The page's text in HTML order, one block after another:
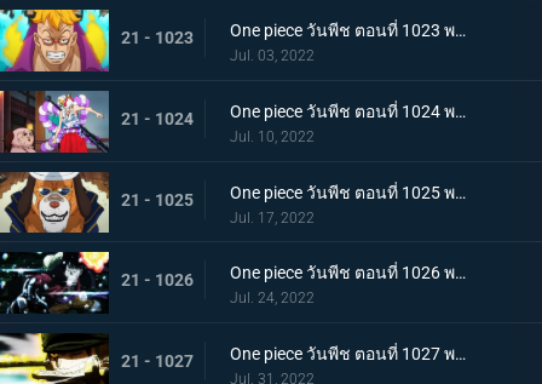
21 - 1023 One piece วันพีช ตอนที่ 1023 พากย์ไทย เตรียมพร้อมเรียบร้อย! ช็อปเปอร์เฟจเนบูไลเซอร์
Jul. 03, 2022
21 - 1024 One piece วันพีช ตอนที่ 1024 พากย์ไทย โอเด้งปรากฏตัว! จิตใจของปลอกดาบแดงหวั่นไหว
Jul. 10, 2022
21 - 1025 One piece วันพีช ตอนที่ 1025 พากย์ไทย รุ่นที่เลวร้ายที่สุดพินาศสิ้น! ท่าใหญ่ของสี่จักรพรรดิ
Jul. 17, 2022
21 - 1026 One piece วันพีช ตอนที่ 1026 พากย์ไทย ซุปเปอร์โนวาโต้กลับแผนแยก 4 จักรพรรดิ
Jul. 24, 2022
21 - 1027 One piece วันพีช ตอนที่ 1027 พากย์ไทย ปกป้องลูฟี่ไว้! วิชาดาบของโซโลกับลอว์
Jul. 31, 2022